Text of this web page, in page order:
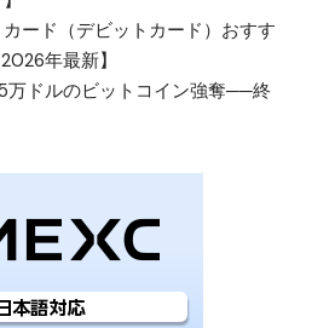
ード（デビットカード）おすす
年最新】
万ドルのビットコイン強奪──終